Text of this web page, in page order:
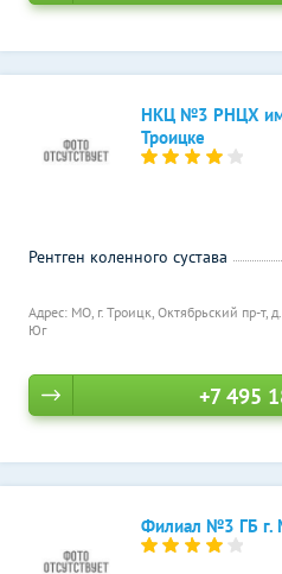
НКЦ №3 РНЦХ им.
Троицке
Адрес: МО, г. Троицк, Октябрьский пр-т,
Юг
Рентген коленного сустава
+7 495
Филиал №3 ГБ г.